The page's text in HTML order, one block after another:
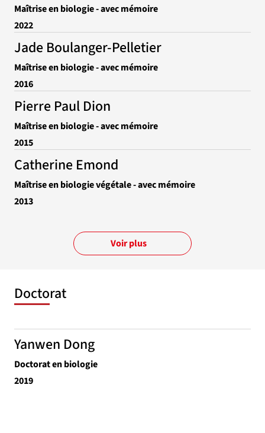
Maîtrise en biologie - avec mémoire
2022
Jade Boulanger-Pelletier
Maîtrise en biologie - avec mémoire
2016
Pierre Paul Dion
Maîtrise en biologie - avec mémoire
2015
Catherine Emond
Maîtrise en biologie végétale - avec mémoire
2013
Voir plus
Doctorat
Yanwen Dong
Doctorat en biologie
2019